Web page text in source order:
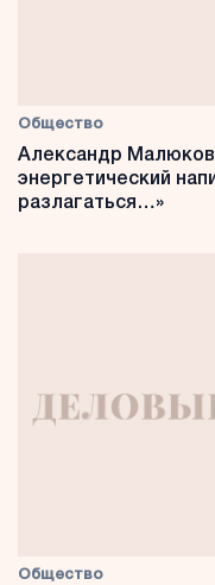
Общество
Александр
энергетический
разлагаться…»
Общество